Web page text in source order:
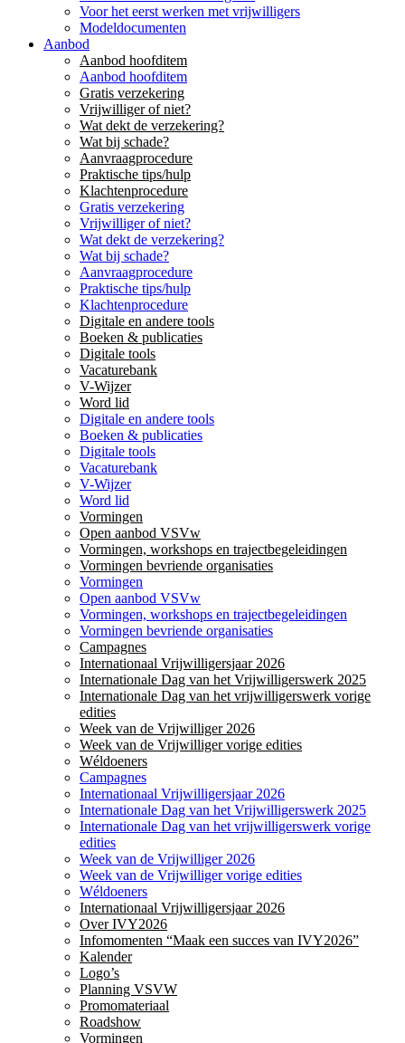
Voor het eerst werken met vrijwilligers
Modeldocumenten
Aanbod
Aanbod hoofditem
Aanbod hoofditem
Gratis verzekering
Vrijwilliger of niet?
Wat dekt de verzekering?
Wat bij schade?
Aanvraagprocedure
Praktische tips/hulp
Klachtenprocedure
Gratis verzekering
Vrijwilliger of niet?
Wat dekt de verzekering?
Wat bij schade?
Aanvraagprocedure
Praktische tips/hulp
Klachtenprocedure
Digitale en andere tools
Boeken & publicaties
Digitale tools
Vacaturebank
V-Wijzer
Word lid
Digitale en andere tools
Boeken & publicaties
Digitale tools
Vacaturebank
V-Wijzer
Word lid
Vormingen
Open aanbod VSVw
Vormingen, workshops en trajectbegeleidingen
Vormingen bevriende organisaties
Vormingen
Open aanbod VSVw
Vormingen, workshops en trajectbegeleidingen
Vormingen bevriende organisaties
Campagnes
Internationaal Vrijwilligersjaar 2026
Internationale Dag van het Vrijwilligerswerk 2025
Internationale Dag van het vrijwilligerswerk vorige
edities
Week van de Vrijwilliger 2026
Week van de Vrijwilliger vorige edities
Wéldoeners
Campagnes
Internationaal Vrijwilligersjaar 2026
Internationale Dag van het Vrijwilligerswerk 2025
Internationale Dag van het vrijwilligerswerk vorige
edities
Week van de Vrijwilliger 2026
Week van de Vrijwilliger vorige edities
Wéldoeners
Internationaal Vrijwilligersjaar 2026
Over IVY2026
Infomomenten “Maak een succes van IVY2026”
Kalender
Logo’s
Planning VSVW
Promomateriaal
Roadshow
Vormingen